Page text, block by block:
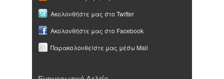
Ακολουθήστε μας στο Twitter
Ακολουθήστε μας στο Facebook
Παρακολουθείστε μας μέσω Mail